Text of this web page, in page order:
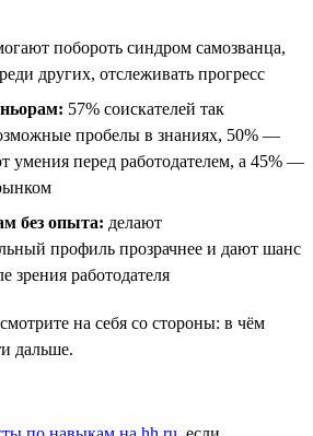
побороть синдром самозванца,
других, отслеживать прогресс
57% соискателей так
пробелы в знаниях, 50% —
умения перед работодателем, а 45% —
без опыта: делают
профиль прозрачнее и дают шанс
зрения работодателя
на себя со стороны: в чём
дальше.